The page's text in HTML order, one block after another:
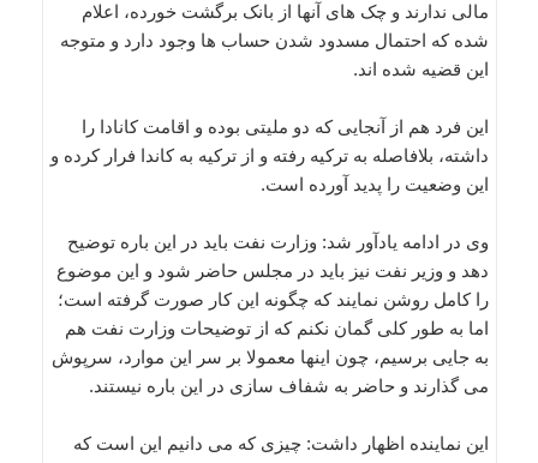
مالی ندارند و چک های آنها از بانک برگشت خورده، اعلام
شده که احتمال مسدود شدن حساب ها وجود دارد و متوجه
این قضیه شده اند.
این فرد هم از آنجایی که دو ملیتی بوده و اقامت کانادا را
داشته، بلافاصله به ترکیه رفته و از ترکیه به کاندا فرار کرده و
این وضعیت را پدید آورده است.
وی در ادامه یادآور شد: وزارت نفت باید در این باره توضیح
دهد و وزیر نفت نیز باید در مجلس حاضر شود و این موضوع
را کامل روشن نمایند که چگونه این کار صورت گرفته است؛
اما به طور کلی گمان نکنم که از توضیحات وزارت نفت هم
به جایی برسیم، چون اینها معمولا بر سر این موارد، سرپوش
می گذارند و حاضر به شفاف سازی در این باره نیستند.
این نماینده اظهار داشت: چیزی که می دانیم این است که